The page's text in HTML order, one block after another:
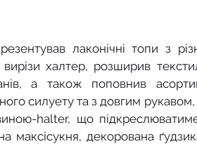
лаконічні топи з
халтер, розширив
а також поповнив
силуету та з довгим
halter, що
максісукня, декорована